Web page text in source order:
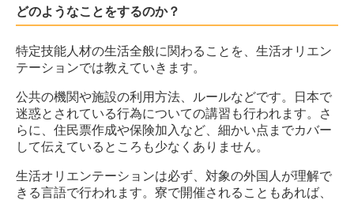
どのようなことをするのか？
特定技能人材の生活全般に関わることを、生活オリエン
テーションでは教えていきます。
公共の機関や施設の利用方法、ルールなどです。日本で
迷惑とされている行為についての講習も行われます。さ
らに、住民票作成や保険加入など、細かい点までカバー
して伝えているところも少なくありません。
生活オリエンテーションは必ず、対象の外国人が理解で
きる言語で行われます。寮で開催されることもあれば、